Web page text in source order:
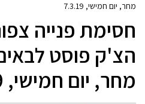
מחר, יום חמישי, 7.3.19
חסימת פנייה
הצ'ק פוסט לבאים
מחר, יום חמישי, 7.3.19